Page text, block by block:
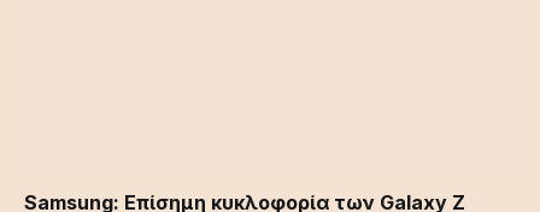
Samsung: Επίσημη κυκλοφορία των Galaxy Z